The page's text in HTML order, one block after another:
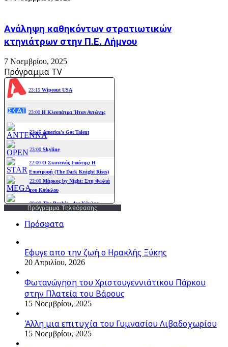
Ανάληψη καθηκόντων στρατιωτικών
κτηνιάτρων στην Π.Ε. Λήμνου
7 Νοεμβρίου, 2025
Πρόγραμμα TV
Πρόγραμμα Τηλεόρασης
Πρόσφατα
Εφυγε απο την ζωή o Ηρακλής Ξύκης
20 Απριλίου, 2026
Φωταγώγηση του Χριστουγεννιάτικου Πάρκου
στην Πλατεία του Βάρους
15 Νοεμβρίου, 2025
Άλλη μια επιτυχία του Γυμνασίου Λιβαδοχωρίου
15 Νοεμβρίου, 2025